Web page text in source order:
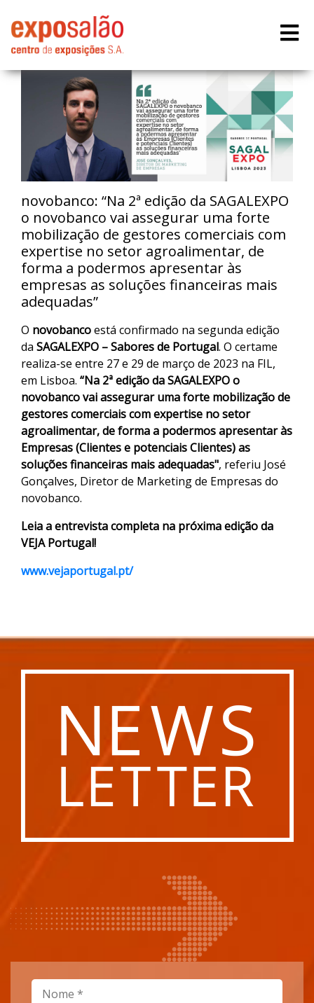
novobanco: “Na 2ª edição da SAGALEXPO
o novobanco vai assegurar uma forte
mobilização de gestores comerciais com
expertise no setor agroalimentar, de
forma a podermos apresentar às
empresas as soluções financeiras mais
adequadas”
O novobancoestá confirmado na segunda edição
da SAGALEXPO – Sabores de Portugal. O certame
realiza-se entre 27 e 29 de março de 2023 na FIL,
em Lisboa. “Na 2ª edição da SAGALEXPO o
novobanco vai assegurar uma forte mobilização de
gestores comerciais com expertise no setor
agroalimentar, de forma a podermos apresentar às
Empresas (Clientes e potenciais Clientes) as
soluções financeiras mais adequadas", referiu José
Gonçalves, Diretor de Marketing de Empresas do
novobanco.
Leia a entrevista completa na próxima edição da
VEJA Portugal!
www.vejaportugal.pt/